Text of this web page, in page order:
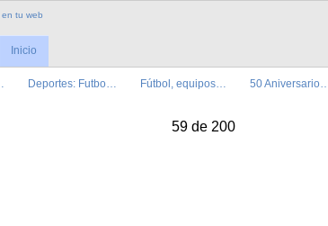
Inicio
Deportes: Futbo… Fútbol, equipos… 50 Aniversario…
59 de 200